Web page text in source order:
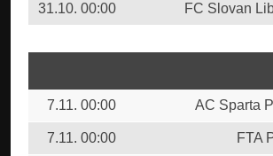
31.10. 00:00 FC Slovan
7.11. 00:00 AC Sparta
7.11. 00:00 FTA